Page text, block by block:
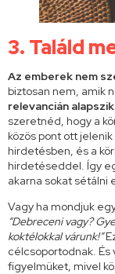
3. Találd
Az emberek nem
biztosan nem, amik
relevancián alapszik.
szeretnéd, hogy a
közös pont ott
hirdetésben, és a
hirdetéseddel. Így
akarna sokat sétálni
Vagy ha mondjuk
“Debreceni vagy?
koktélokkal várunk!”
célcsoportodnak.
figyelmüket, mivel